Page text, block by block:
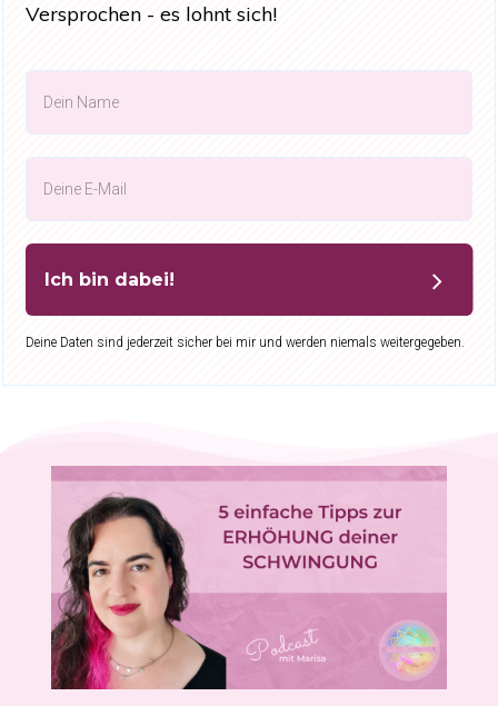
Versprochen - es lohnt sich!
Ich bin dabei!
Deine Daten sind jederzeit sicher bei mir und werden niemals weitergegeben.